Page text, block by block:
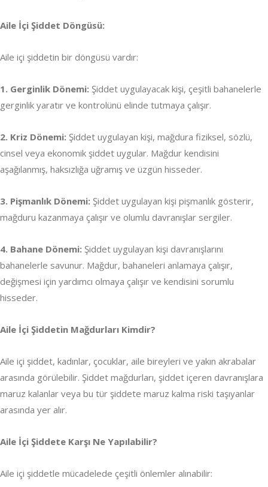
Aile İçi Şiddet Döngüsü:
Aile içi şiddetin bir döngüsü vardır:
1. Gerginlik Dönemi: Şiddet uygulayacak kişi, çeşitli bahanelerle
gerginlik yaratır ve kontrolünü elinde tutmaya çalışır.
2. Kriz Dönemi: Şiddet uygulayan kişi, mağdura fiziksel, sözlü,
cinsel veya ekonomik şiddet uygular. Mağdur kendisini
aşağılanmış, haksızlığa uğramış ve üzgün hisseder.
3. Pişmanlık Dönemi: Şiddet uygulayan kişi pişmanlık gösterir,
mağduru kazanmaya çalışır ve olumlu davranışlar sergiler.
4. Bahane Dönemi: Şiddet uygulayan kişi davranışlarını
bahanelerle savunur. Mağdur, bahaneleri anlamaya çalışır,
değişmesi için yardımcı olmaya çalışır ve kendisini sorumlu
hisseder.
Aile İçi Şiddetin Mağdurları Kimdir?
Aile içi şiddet, kadınlar, çocuklar, aile bireyleri ve yakın akrabalar
arasında görülebilir. Şiddet mağdurları, şiddet içeren davranışlara
maruz kalanlar veya bu tür şiddete maruz kalma riski taşıyanlar
arasında yer alır.
Aile İçi Şiddete Karşı Ne Yapılabilir?
Aile içi şiddetle mücadelede çeşitli önlemler alınabilir: